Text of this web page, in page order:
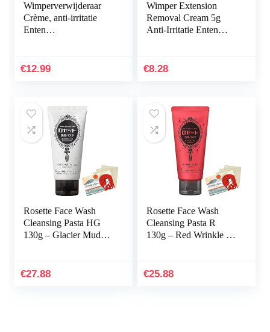
Wimperverwijderaar
Crème, anti-irritatie
Enten
Zelfklevende gel
€12.99
Wimper Extension
Removal Cream 5g
Anti-Irritatie Enten
Wimper Extension
€8.28
Rosette Face Wash
Cleansing Pasta HG
130g – Glacier Mud
€27.88
Rosette Face Wash
Cleansing Pasta R
130g – Red Wrinkle –
€25.88